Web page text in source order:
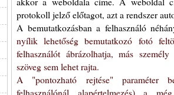
protokoll jelző előtagot, azt a rendszer
A bemutatkozásban a felhasználó
nyílik lehetőség bemutatkozó fotó
felhasználót ábrázolhatja, más
szöveg sem lehet rajta.
A "pontozható rejtése" paraméter
felhasználónál alapértelmezés) a